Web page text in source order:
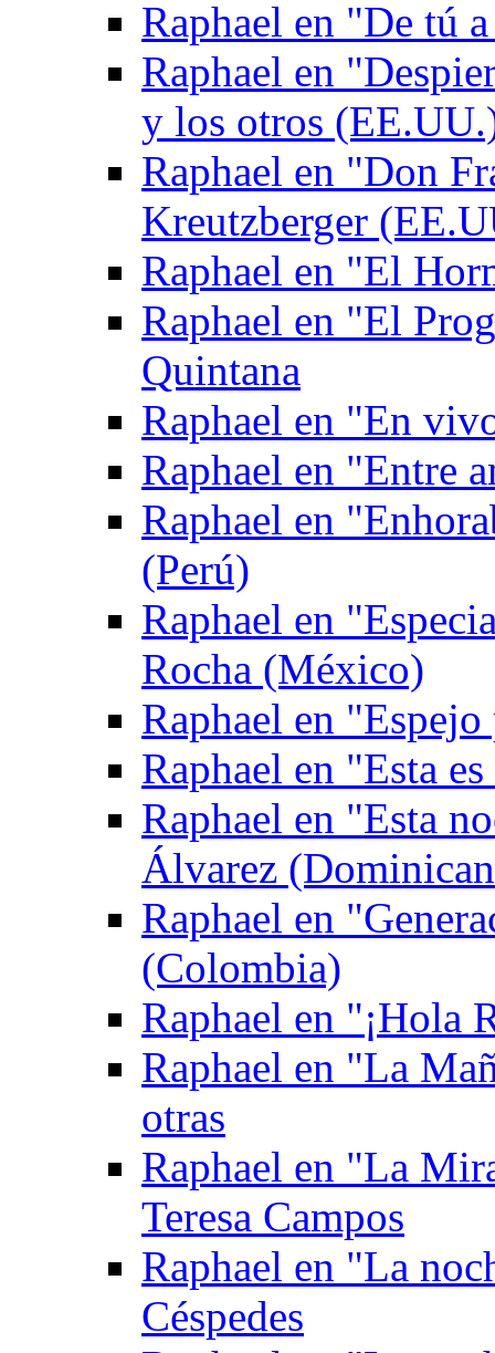
Raphael en "De tú
Raphael en
y los otros
Raphael en "Don
Kreutzberger
Raphael en "El
Raphael en "El
Quintana
Raphael en "En
Raphael en "Entre
Raphael en
(Perú)
Raphael en
Rocha (México)
Raphael en
Raphael en "Esta
Raphael en "Esta
Álvarez
Raphael en
(Colombia)
Raphael en "¡Hola
Raphael en "La
otras
Raphael en "La
Teresa Campos
Raphael en "La
Céspedes